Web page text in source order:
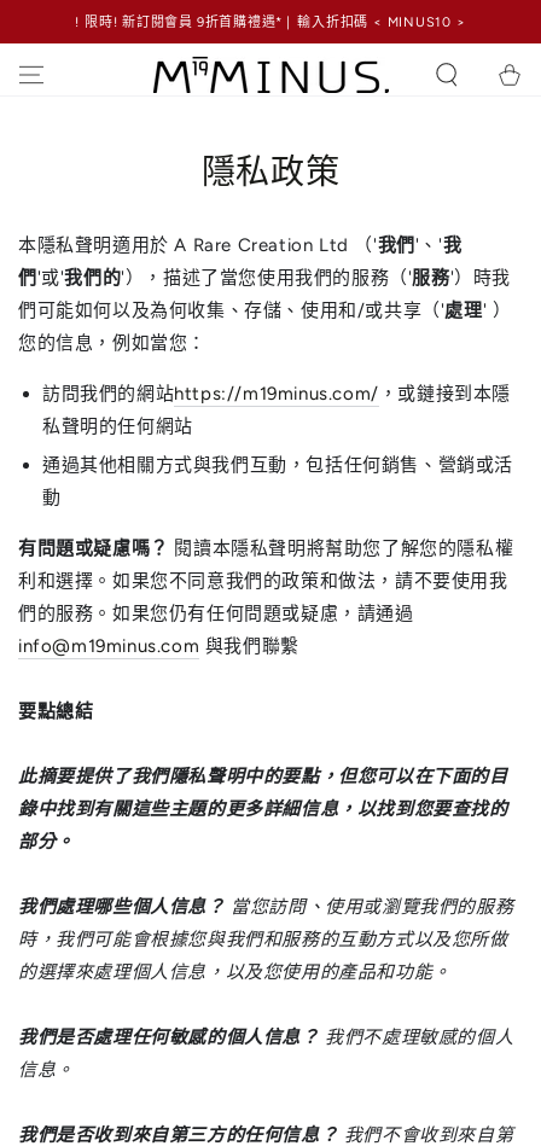
跳到內容
! 限時! 新訂閱會員 9折首購禮遇* | 輸入折扣碼 < MINUS10 >
購
物
隱私政策
本隱私聲明適用於 A Rare Creation Ltd （'我們 '、'我
們 '或'我們的'），描述了當您使用我們的服務（'服務'）時我
們可能如何以及為何收集、存儲、使用和/或共享（'處理' ）
您的信息，例如當您：
訪問我們的網站https://m19minus.com/ ，或鏈接到本隱
私聲明的任何網站
通過其他相關方式與我們互動，包括任何銷售、營銷或活
動
有問題或疑慮嗎？ 閱讀本隱私聲明將幫助您了解您的隱私權
利和選擇。如果您不同意我們的政策和做法，請不要使用我
們的服務。如果您仍有任何問題或疑慮，請通過
info@m19minus.com 與我們聯繫
要點總結
此摘要提供了我們隱私聲明中的要點，但您可以在下面的目
錄中找到有關這些主題的更多詳細信息，以找到您要查找的
部分。
我們處理哪些個人信息？ 當您訪問、使用或瀏覽我們的服務
時，我們可能會根據您與我們和服務的互動方式以及您所做
的選擇來處理個人信息，以及您使用的產品和功能。
我們是否處理任何敏感的個人信息？ 我們不處理敏感的個人
信息。
我們是否收到來自第三方的任何信息？ 我們不會收到來自第